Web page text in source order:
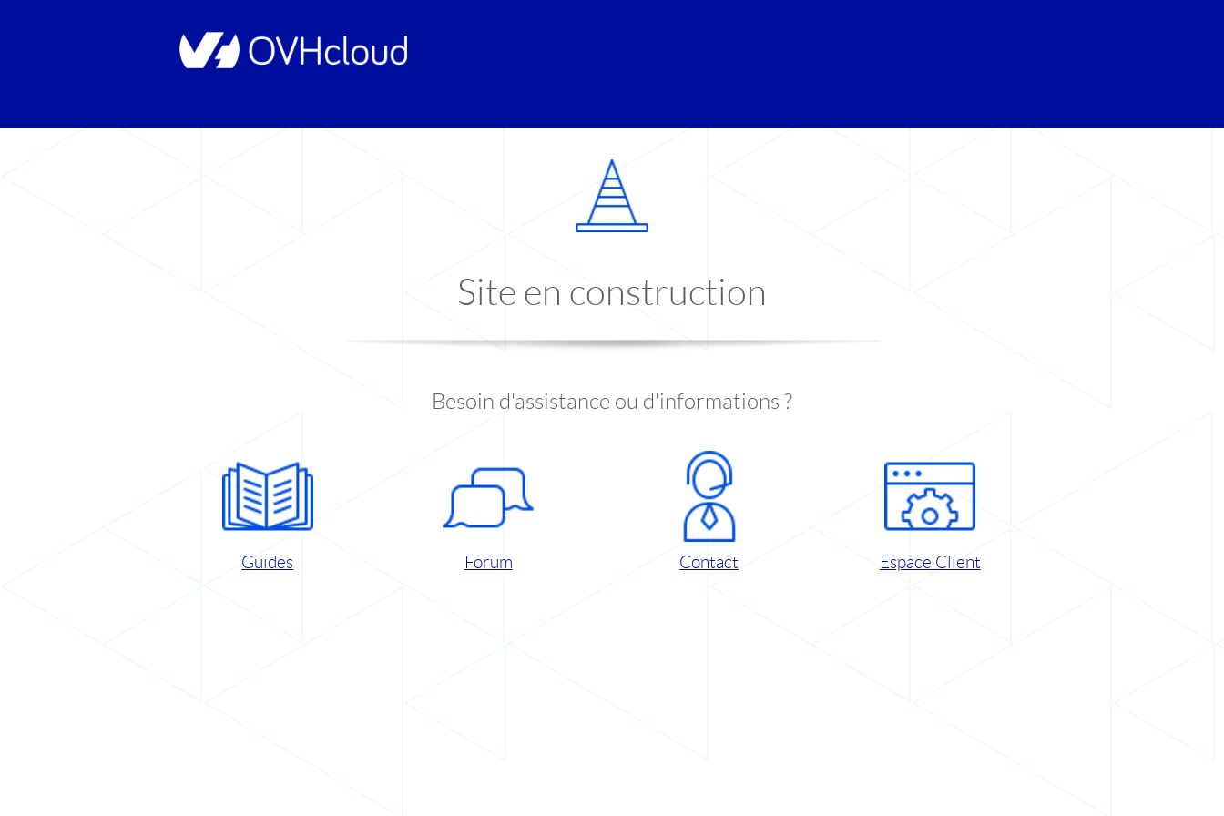
Site en construction
Besoin d'assistance ou d'informations ?
Guides Forum Contact Espace Client